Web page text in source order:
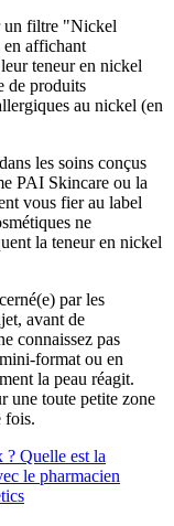
un filtre "Nickel
en affichant
teneur en nickel
de produits
au nickel (en
les soins conçus
PAI Skincare ou la
vous fier au label
ne
la teneur en nickel
par les
avant de
connaissez pas
format ou en
la peau réagit.
une toute petite zone
fois.
? Quelle est la
le pharmacien